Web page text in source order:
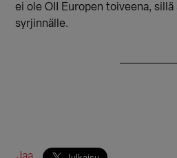
ei ole OII Europen toiveena,
syrjinnälle.
Jaa